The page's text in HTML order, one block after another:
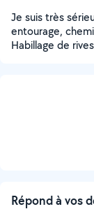
Je suis très
entourage,
Habillage de
Répond à vos